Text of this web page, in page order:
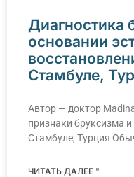
Диагностика
основании
Стамбуле,
Автор — доктор
признаки бруксизма
Стамбуле, Турция
ЧИТАТЬ ДАЛЕЕ "